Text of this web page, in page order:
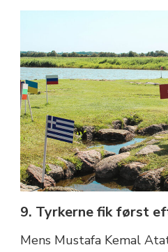
9. Tyrkerne fik først
Mens Mustafa Kemal